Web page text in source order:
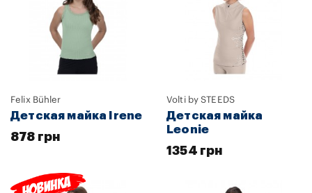
Felix Bühler
Детская майка Irene
878 грн
Volti by STEEDS
Детская майка
Leonie
1354 грн